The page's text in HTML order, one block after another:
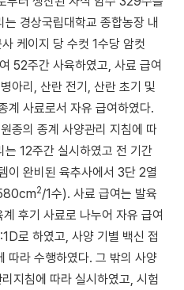
경상국립대학교 종합농장 내
케이지 당 수컷 1수당 암컷
52주간 사육하였고, 사료 급여
아리, 산란 전기, 산란 초기 및
계 사료로서 자유 급여하였다.
종의 종계 사양관리 지침에 따
는 12주간 실시하였고 전 기간
이 완비된 육추사에서 3단 2열
2/1수). 사료 급여는 발육
후기 사료로 나누어 자유 급여
로 하였고, 사양 기별 백신 접
따라 수행하였다. 그 밖의 사양
지침에 따라 실시하였고, 시험